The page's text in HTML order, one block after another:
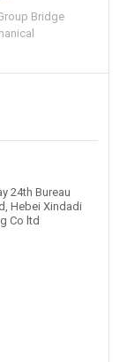
Bridge
24th Bureau
Hebei Xindadi
Co ltd